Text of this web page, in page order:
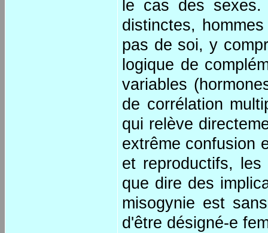
le cas des sexes.
distinctes,
pas de soi, y
logique de
variables
de corrélation
qui relève
extrême confusion
et reproductifs,
que dire des
misogynie est
d'être désigné-e